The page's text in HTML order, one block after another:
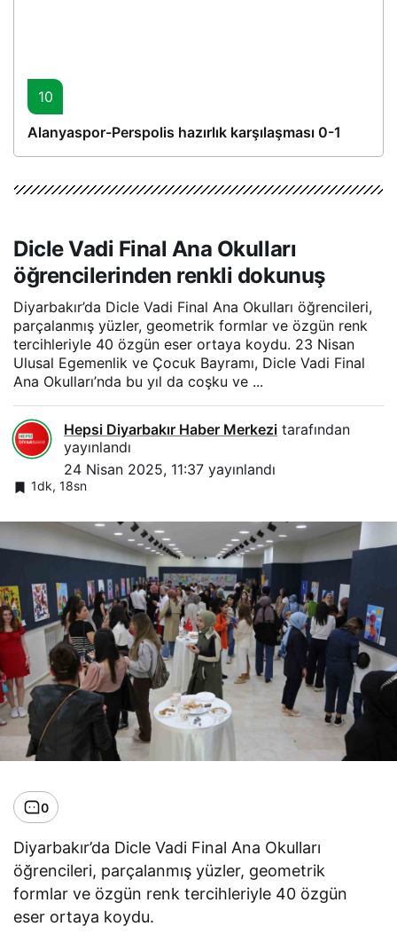
10
Alanyaspor-Perspolis hazırlık karşılaşması 0-1
Dicle Vadi Final Ana Okulları
öğrencilerinden renkli dokunuş
Diyarbakır’da Dicle Vadi Final Ana Okulları öğrencileri,
parçalanmış yüzler, geometrik formlar ve özgün renk
tercihleriyle 40 özgün eser ortaya koydu. 23 Nisan
Ulusal Egemenlik ve Çocuk Bayramı, Dicle Vadi Final
Ana Okulları’nda bu yıl da coşku ve ...
Hepsi Diyarbakır Haber Merkezi tarafından
yayınlandı
24 Nisan 2025, 11:37 yayınlandı
1dk, 18sn
0
Diyarbakır’da Dicle Vadi Final Ana Okulları
öğrencileri, parçalanmış yüzler, geometrik
formlar ve özgün renk tercihleriyle 40 özgün
eser ortaya koydu.